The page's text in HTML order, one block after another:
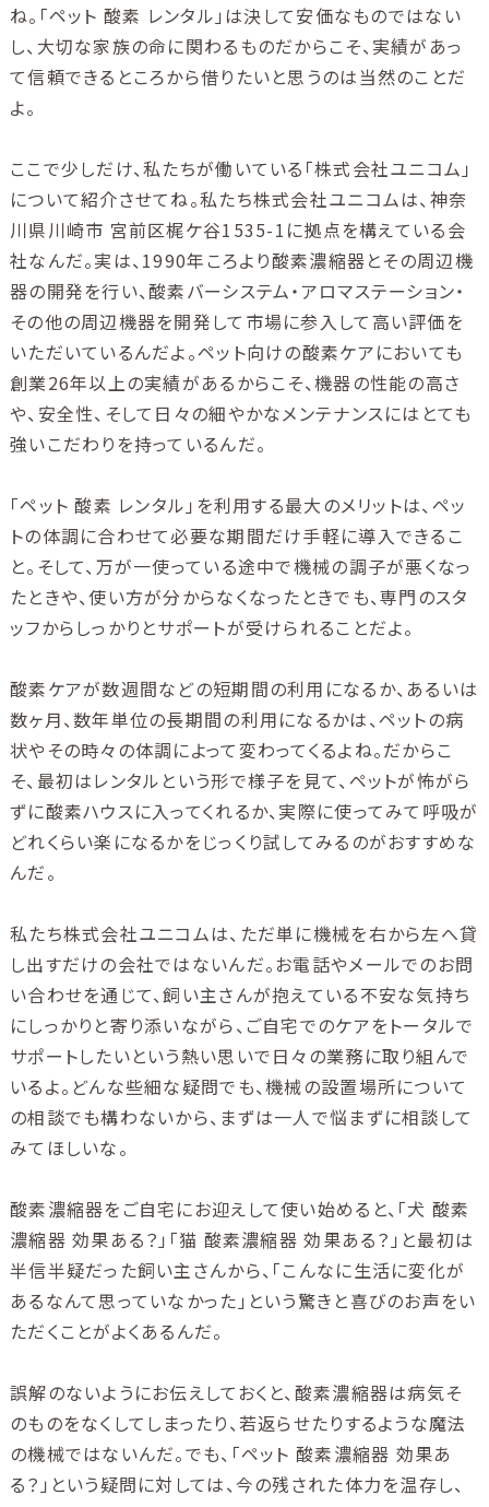
ね。「ペット 酸素 レンタル」は決して安価なものではない
し、大切な家族の命に関わるものだからこそ、実績があっ
て信頼できるところから借りたいと思うのは当然のことだ
よ。
ここで少しだけ、私たちが働いている「株式会社ユニコム」
について紹介させてね。私たち株式会社ユニコムは、神奈
川県川崎市 宮前区梶ケ谷1535-1に拠点を構えている会
社なんだ。実は、1990年ころより酸素濃縮器とその周辺機
器の開発を行い、酸素バーシステム・アロマステーション・
その他の周辺機器を開発して市場に参入して高い評価を
いただいているんだよ。ペット向けの酸素ケアにおいても
創業26年以上の実績があるからこそ、機器の性能の高さ
や、安全性、そして日々の細やかなメンテナンスにはとても
強いこだわりを持っているんだ。
「ペット 酸素 レンタル」を利用する最大のメリットは、ペッ
トの体調に合わせて必要な期間だけ手軽に導入できるこ
と。そして、万が一使っている途中で機械の調子が悪くなっ
たときや、使い方が分からなくなったときでも、専門のスタ
ッフからしっかりとサポートが受けられることだよ。
酸素ケアが数週間などの短期間の利用になるか、あるいは
数ヶ月、数年単位の長期間の利用になるかは、ペットの病
状やその時々の体調によって変わってくるよね。だからこ
そ、最初はレンタルという形で様子を見て、ペットが怖がら
ずに酸素ハウスに入ってくれるか、実際に使ってみて呼吸が
どれくらい楽になるかをじっくり試してみるのがおすすめな
んだ。
私たち株式会社ユニコムは、ただ単に機械を右から左へ貸
し出すだけの会社ではないんだ。お電話やメールでのお問
い合わせを通じて、飼い主さんが抱えている不安な気持ち
にしっかりと寄り添いながら、ご自宅でのケアをトータルで
サポートしたいという熱い思いで日々の業務に取り組んで
いるよ。どんな些細な疑問でも、機械の設置場所について
の相談でも構わないから、まずは一人で悩まずに相談して
みてほしいな。
酸素濃縮器をご自宅にお迎えして使い始めると、「犬 酸素
濃縮器 効果ある？」「猫 酸素濃縮器 効果ある？」と最初は
半信半疑だった飼い主さんから、「こんなに生活に変化が
あるなんて思っていなかった」という驚きと喜びのお声をい
ただくことがよくあるんだ。
誤解のないようにお伝えしておくと、酸素濃縮器は病気そ
のものをなくしてしまったり、若返らせたりするような魔法
の機械ではないんだ。でも、「ペット 酸素濃縮器 効果あ
る？」という疑問に対しては、今の残された体力を温存し、